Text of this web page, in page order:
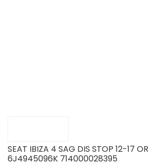
SEAT IBIZA 4 SAG DIS STOP 12-17
6J4945096K 714000028395